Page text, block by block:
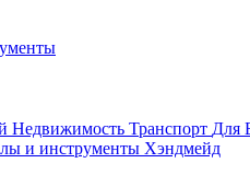
Недвижимость Транспорт Для
и инструменты Хэндмейд